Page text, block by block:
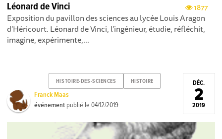
1877
Léonard de Vinci
Exposition du pavillon des sciences au lycée Louis Aragon
d'Héricourt. Léonard de Vinci, l’ingénieur, étudie, réfléchit,
imagine, expérimente,...
HISTOIRE-DES-SCIENCES HISTOIRE
Franck Maas
événement publié le04/12/2019
DÉC.
2
2019